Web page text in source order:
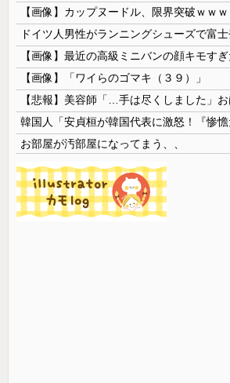
【画像】カップヌードル、限界突破ｗｗｗ
【画像】最近の高級ミニバンの顔キモす
【画像】「ワイらのゴマキ（３９）」
【悲報】美容師「…手は尽くしました」
お部屋が汚部屋になってまう、、